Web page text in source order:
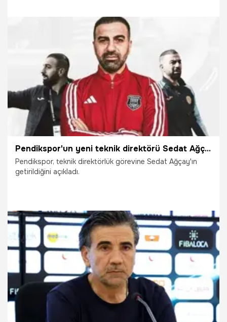
9.04.2025 İddaa
Pendikspor'un yeni teknik direktörü Sedat Ağçay
Pendikspor, teknik direktörlük görevine Sedat Ağçay'ın
getirildiğini açıkladı.
19.10.2024 Şampiy10